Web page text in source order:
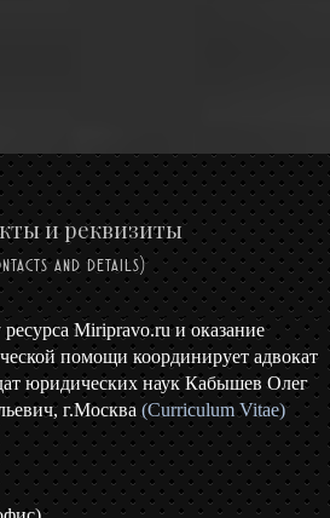
и реквизиты
and details)
ресурса Miripravo.ru и оказание
помощи координирует адвокат
юридических наук Кабышев Олег
г.Москва (Curriculum Vitae)